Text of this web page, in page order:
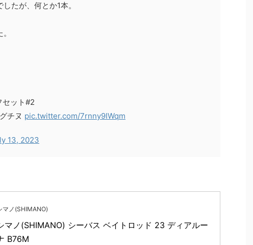
たが、何とか1本。
セット#2
チヌ pic.twitter.com/7rnny9IWqm
13, 2023
マノ(SHIMANO)
マノ(SHIMANO) シーバス ベイトロッド 23 ディアルー
B76M